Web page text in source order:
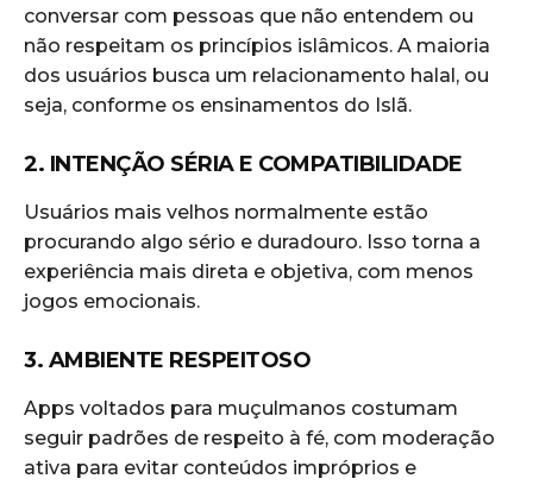
conversar com pessoas que não entendem ou
não respeitam os princípios islâmicos. A maioria
dos usuários busca um relacionamento halal, ou
seja, conforme os ensinamentos do Islã.
2. INTENÇÃO SÉRIA E COMPATIBILIDADE
Usuários mais velhos normalmente estão
procurando algo sério e duradouro. Isso torna a
experiência mais direta e objetiva, com menos
jogos emocionais.
3. AMBIENTE RESPEITOSO
Apps voltados para muçulmanos costumam
seguir padrões de respeito à fé, com moderação
ativa para evitar conteúdos impróprios e